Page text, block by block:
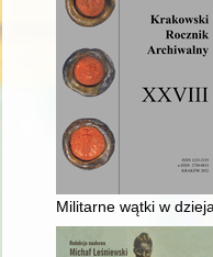
Militarne wątki w